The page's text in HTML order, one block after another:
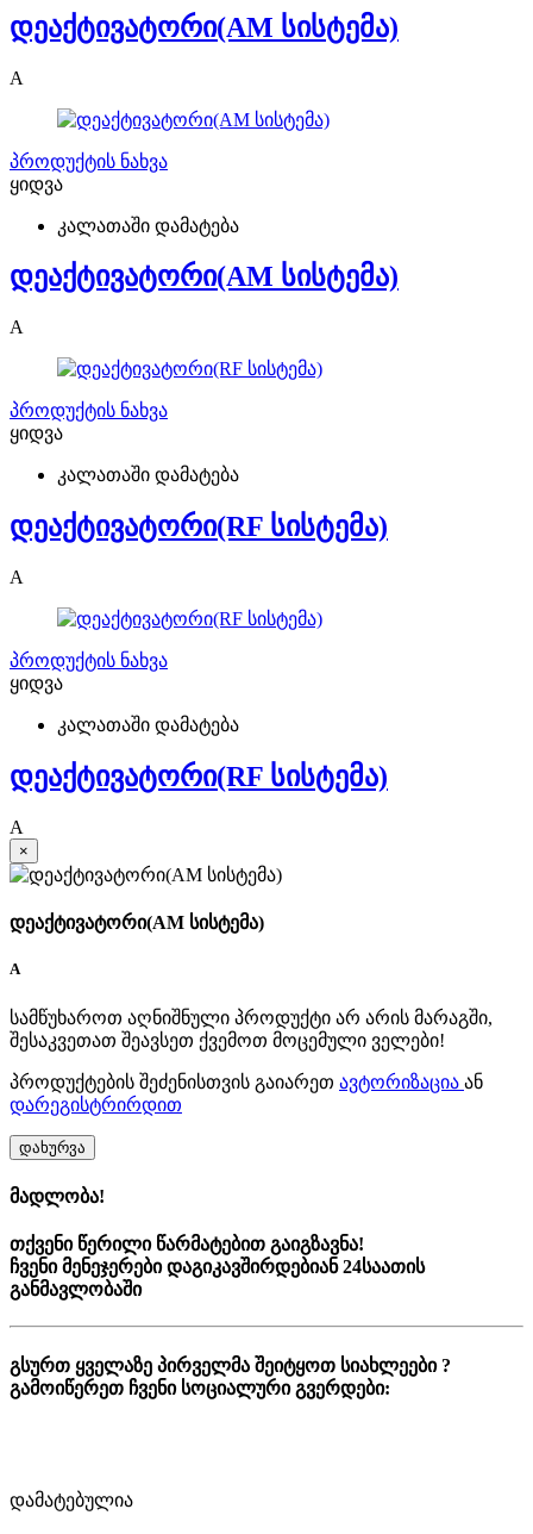
დეაქტივატორი(AM სისტემა)
A
პროდუქტის ნახვა
ყიდვა
კალათაში დამატება
დეაქტივატორი(AM სისტემა)
A
პროდუქტის ნახვა
ყიდვა
კალათაში დამატება
დეაქტივატორი(RF სისტემა)
A
პროდუქტის ნახვა
ყიდვა
კალათაში დამატება
დეაქტივატორი(RF სისტემა)
A
×
დეაქტივატორი(AM სისტემა)
A
სამწუხაროთ აღნიშნული პროდუქტი არ არის მარაგში,
შესაკვეთათ შეავსეთ ქვემოთ მოცემული ველები!
პროდუქტების შეძენისთვის გაიარეთ ავტორიზაცია ან
დარეგისტრირდით
დახურვა
მადლობა!
თქვენი წერილი წარმატებით გაიგზავნა!
ჩვენი მენეჯერები დაგიკავშირდებიან 24საათის
განმავლობაში
გსურთ ყველაზე პირველმა შეიტყოთ სიახლეები ?
გამოიწერეთ ჩვენი სოციალური გვერდები:
დამატებულია